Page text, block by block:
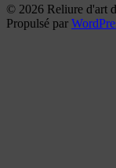
© 2026 Reliure d'art
Propulsé par